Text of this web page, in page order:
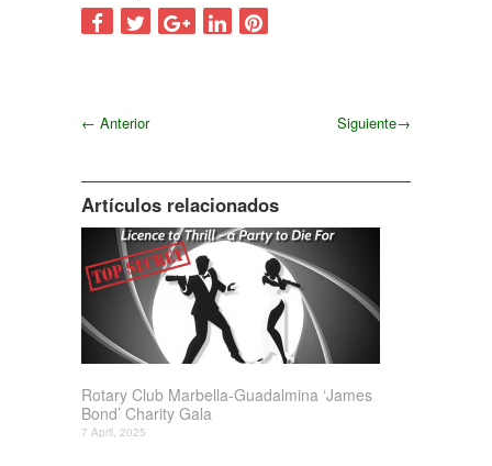
← Anterior Siguiente→
Artículos relacionados
Rotary Club Marbella-Guadalmina ‘James
Bond’ Charity Gala
7 April, 2025